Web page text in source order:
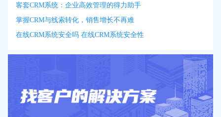
客套CRM系统：企业高效管理的得力助手
掌握CRM与线索转化，销售增长不再难
在线CRM系统安全吗 在线CRM系统安全性